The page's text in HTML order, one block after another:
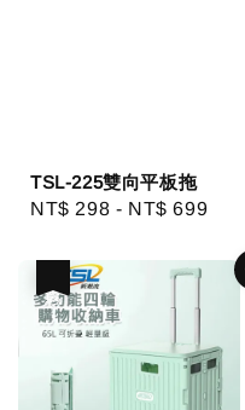
TSL-225雙向平板拖
Regular
NT$ 298 - NT$ 699